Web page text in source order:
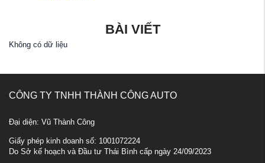
BÀI VIẾT
Không có dữ liệu
CÔNG TY TNHH THÀNH CÔNG AUTO
Đại diện: Vũ Thành Công
Giấy phép kinh doanh số: 1001072224
Do Sở kế hoạch và Đầu tư Thái Bình cấp ngày 24/09/2023